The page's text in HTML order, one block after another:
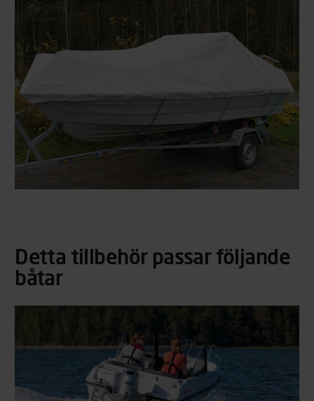
Detta tillbehör passar följande
båtar